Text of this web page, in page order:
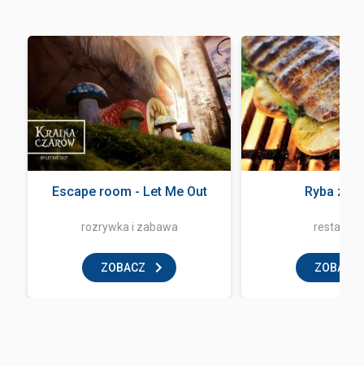
Escape room - Let Me Out
rozrywka i zabawa
ZOBACZ
Ryba z
ZOBACZ